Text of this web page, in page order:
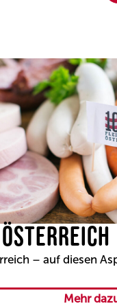
– auf diesen
Mehr